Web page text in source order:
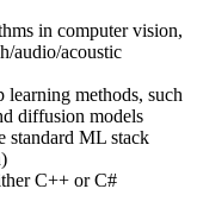
in computer vision,
audio/acoustic
methods, such
diffusion models
standard ML stack
C++ or C#